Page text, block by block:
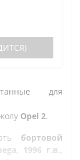
для
Opel 2.
бортовой
1996 г.в.,